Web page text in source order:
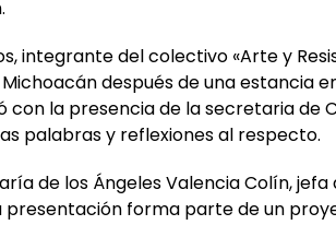
integrante del colectivo «Arte y
después de una estancia
con la presencia de la secretaria de
palabras y reflexiones al respecto.
de los Ángeles Valencia Colín,
presentación forma parte de un